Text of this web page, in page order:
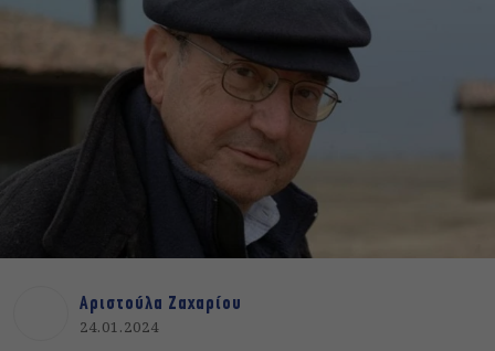
Αριστούλα Ζαχαρίου
24.01.2024